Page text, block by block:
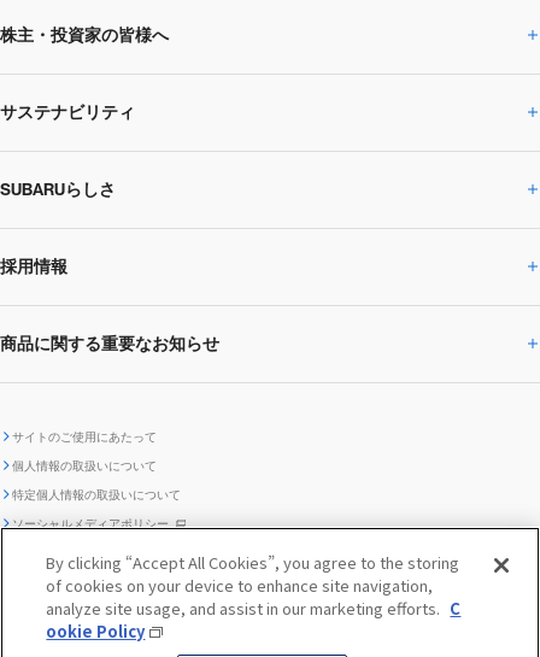
SUBARUのありたい姿
SUBARU 2025方針
事業所・関係会社
ニュースルームトップ
ニュースリリース
閉じる
株主・投資家の皆様へ
株主・投資家の皆様へトップ
企業・経営
IRライブラリー
株主・投資家サポート
IRカレンダー
ディスクロージャー
ポリシー
サステナビリティ
サステナビリティトップ
CEOサステナビリティ
環境
ガバナンス
編集方針 レポートライブラリー
SUBARUらしさ
SUBARUらしさトップ
SUBARUびと
SUBARUデザイン
「SUBARUらしさ」を
際立たせる技術
2.環境技術
『魔改造の夜』特設サイト
採用情報
採用情報トップ
SUBARU Lab採用（中途）
販売会社グループ採用 期間従業員採用
商品に関する重要なお知らせ
SUBARU ハイブリッド車 レスキュ
ー時の取扱い
自動車リサイクル リコール情報
助手席エアバッグに関する重要な SUBARUのロゴ・標章を不正使用
サイトのご使用にあたって
個人情報の取扱いについて
特定個人情報の取扱いについて
ソーシャルメディアポリシー
お問い合わせ ／ よくあるご質問
クッキーポリシー
メディア
By clicking “Accept All Cookies”, you agree to the storing
of cookies on your device to enhance site navigation,
analyze site usage, and assist in our marketing efforts. C
ookie Policy